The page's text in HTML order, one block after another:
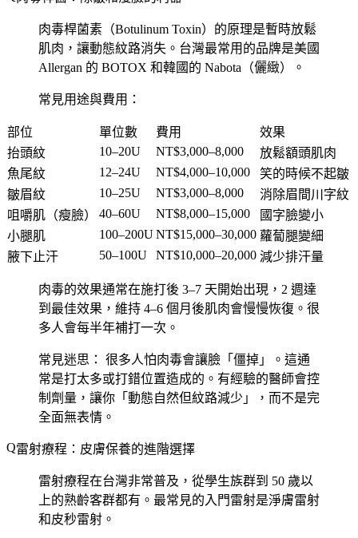
肉毒桿菌素（Botulinum Toxin）的原理是暫時放鬆
肌肉，讓動態紋路消失。台灣最常用的品牌是美國
Allergan 的 BOTOX 和韓國的 Nabota（儷緻）。
常見用途與費用：
部位 單位數 費用
效果
抬頭紋
10–20U NT$3,000–8,000
放鬆額頭肌肉
魚尾紋
12–24U NT$4,000–10,000
笑的時候不起皺
皺眉紋
10–25U NT$3,000–8,000
消除眉間川字紋
咀嚼肌（瘦臉）
40–60U NT$8,000–15,000
國字臉變小
小腿肌
100–200UNT$15,000–30,000 蘿蔔腿變細
腋下止汗
50–100U NT$10,000–20,000 減少排汗量
肉毒的效果通常在施打後 3–7 天開始出現，2 週達
到最佳效果，維持 4–6 個月後肌肉會慢慢恢復。很
多人會每半年補打一次。
常見迷思： 很多人怕肉毒會讓臉「僵掉」。這通
常是打太多或打錯位置造成的。有經驗的醫師會控
制劑量，讓你「動態自然但紋路減少」，而不是完
全面無表情。
雷射療程：皮膚保養的進階選擇
雷射療程在台灣非常普及，從學生族群到 50 歲以
上的熟齡客群都有。最常見的入門雷射是淨膚雷射
和皮秒雷射。